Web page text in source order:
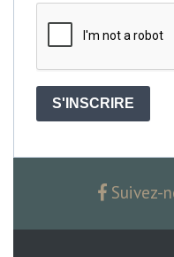
S'INSCRIRE
Suivez-